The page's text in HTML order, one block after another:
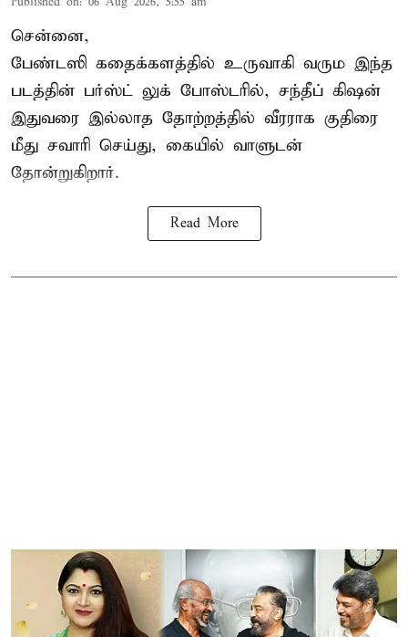
சென்னை,
பேண்டஸி கதைக்களத்தில் உருவாகி வரும இந்த
படத்தின் பர்ஸ்ட் லுக் போஸ்டரில், சந்தீப் கிஷன்
இதுவரை இல்லாத தோற்றத்தில் வீரராக குதிரை
மீது சவாரி செய்து, கையில் வாளுடன்
தோன்றுகிறார்.
Read More